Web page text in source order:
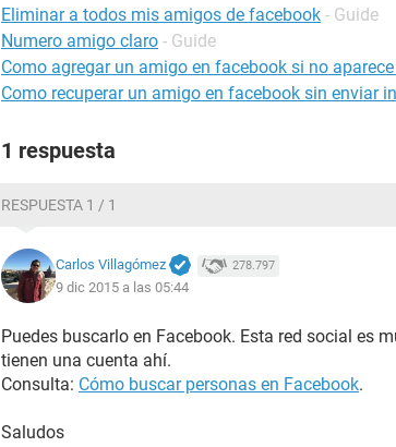
Eliminar a todos mis amigos de facebook - Guide
Numero amigo claro - Guide
Como agregar un amigo en facebook si no
Como recuperar un amigo en facebook sin enviar
1 respuesta
RESPUESTA 1 / 1
Carlos Villagómez 278.797
9 dic 2015 a las 05:44
Puedes buscarlo en Facebook. Esta red social es
tienen una cuenta ahí.
Consulta: Cómo buscar personas en Facebook.
Saludos